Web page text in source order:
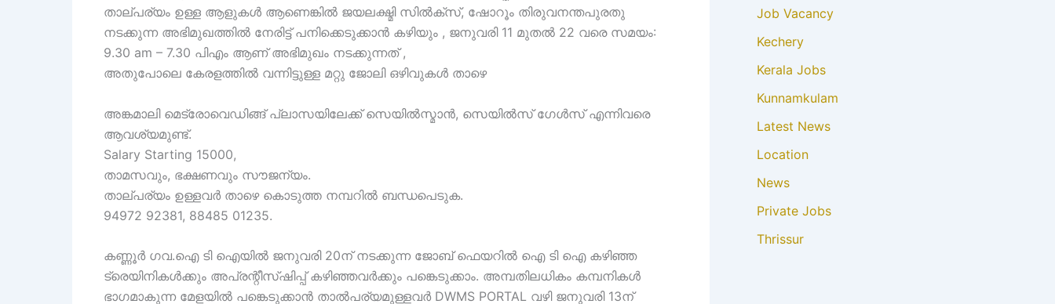
താല്പര്യം ഉള്ള ആളുകൾ ആണെങ്കിൽ ജയലക്ഷ്മി സിൽക്സ്, ഷോറൂം തിരുവനന്തപുരതു
നടക്കുന്ന അഭിമുഖത്തിൽ നേരിട്ട് പനിക്കെടുക്കാൻ കഴിയും , ജനുവരി 11 മുതൽ 22 വരെ സമയം:
9.30 am – 7.30 പിഎം ആണ് അഭിമുഖം നടക്കുന്നത് ,
അതുപോലെ കേരളത്തിൽ വന്നിട്ടുള്ള മറ്റു ജോലി ഒഴിവുകൾ താഴെ
അങ്കമാലി മെട്രോവെഡിങ്ങ് പ്ലാസയിലേക്ക് സെയിൽസ്മാൻ, സെയിൽസ് ഗേൾസ് എന്നിവരെ
ആവശ്യമുണ്ട്.
Salary Starting 15000,
താമസവും, ഭക്ഷണവും സൗജന്യം.
താല്പര്യം ഉള്ളവർ താഴെ കൊടുത്ത നമ്പറിൽ ബന്ധപെടുക.
94972 92381, 88485 01235.
കണ്ണൂർ ഗവ.ഐ ടി ഐയിൽ ജനുവരി 20ന് നടക്കുന്ന ജോബ് ഫെയറിൽ ഐ ടി ഐ കഴിഞ്ഞ
ട്രെയിനികൾക്കും അപ്രന്റീസ്ഷിപ്പ് കഴിഞ്ഞവർക്കും പങ്കെടുക്കാം. അമ്പതിലധികം കമ്പനികൾ
ഭാഗമാകുന്ന മേളയിൽ പങ്കെടുക്കാൻ താൽപര്യമുള്ളവർ DWMS PORTAL വഴി ജനുവരി 13ന്
Job Vacancy
Kechery
Kerala Jobs
Kunnamkulam
Latest News
Location
News
Private Jobs
Thrissur